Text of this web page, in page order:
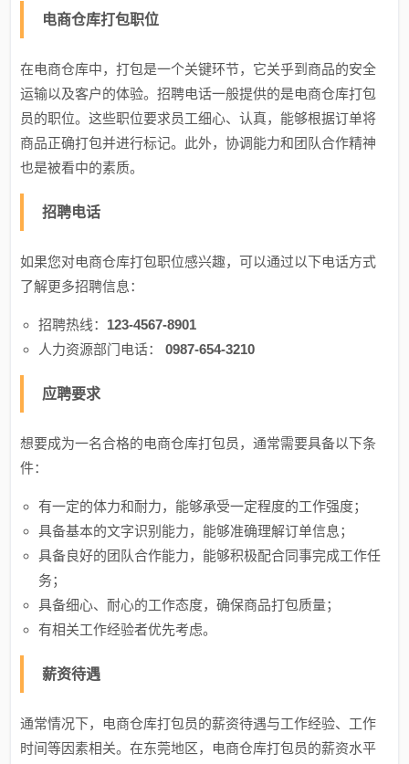
电商仓库打包职位
在电商仓库中，打包是一个关键环节，它关乎到商品的安全
运输以及客户的体验。招聘电话一般提供的是电商仓库打包
员的职位。这些职位要求员工细心、认真，能够根据订单将
商品正确打包并进行标记。此外，协调能力和团队合作精神
也是被看中的素质。
招聘电话
如果您对电商仓库打包职位感兴趣，可以通过以下电话方式
了解更多招聘信息：
招聘热线： 123-4567-8901
人力资源部门电话：0987-654-3210
应聘要求
想要成为一名合格的电商仓库打包员，通常需要具备以下条
件：
有一定的体力和耐力，能够承受一定程度的工作强度；
具备基本的文字识别能力，能够准确理解订单信息；
具备良好的团队合作能力，能够积极配合同事完成工作任
务；
具备细心、耐心的工作态度，确保商品打包质量；
有相关工作经验者优先考虑。
薪资待遇
通常情况下，电商仓库打包员的薪资待遇与工作经验、工作
时间等因素相关。在东莞地区，电商仓库打包员的薪资水平